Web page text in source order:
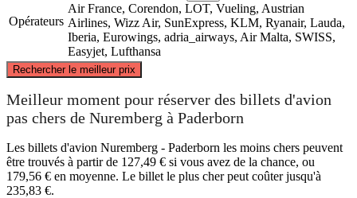
Opérateurs
Air France, Corendon, LOT, Vueling, Austrian
Airlines, Wizz Air, SunExpress, KLM, Ryanair, Lauda,
Iberia, Eurowings, adria_airways, Air Malta, SWISS,
Easyjet, Lufthansa
Rechercher le meilleur prix
Meilleur moment pour réserver des billets d'avion
pas chers de Nuremberg à Paderborn
Les billets d'avion Nuremberg - Paderborn les moins chers peuvent
être trouvés à partir de 127,49 € si vous avez de la chance, ou
179,56 € en moyenne. Le billet le plus cher peut coûter jusqu'à
235,83 €.